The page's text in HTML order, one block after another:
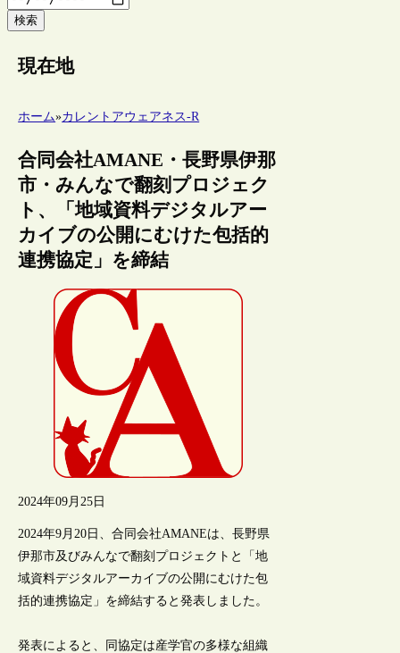
検索
現在地
ホーム»カレントアウェアネス-R
合同会社AMANE・長野県伊那
市・みんなで翻刻プロジェク
ト、「地域資料デジタルアー
カイブの公開にむけた包括的
連携協定」を締結
2024年09月25日
2024年9月20日、合同会社AMANEは、長野県
伊那市及びみんなで翻刻プロジェクトと「地
域資料デジタルアーカイブの公開にむけた包
括的連携協定」を締結すると発表しました。
発表によると、同協定は産学官の多様な組織